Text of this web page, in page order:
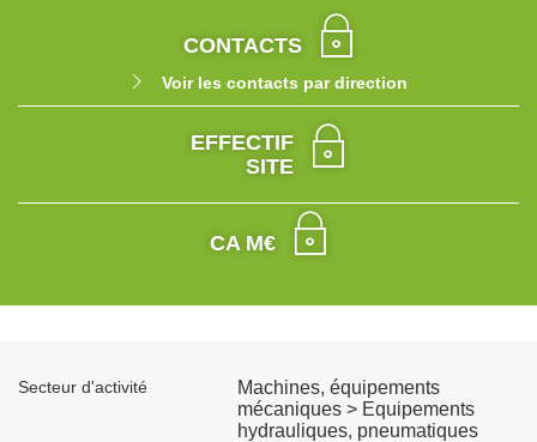
CONTACTS
Voir les contacts par direction
EFFECTIF
SITE
CA M€
Secteur d'activité
Machines, équipements
mécaniques > Equipements
hydrauliques, pneumatiques